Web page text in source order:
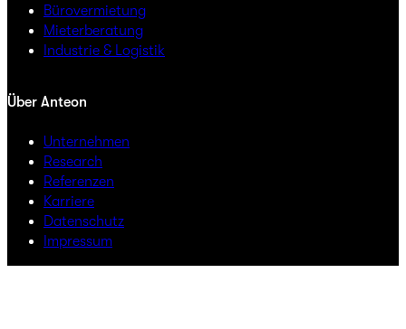
Bürovermietung
Mieterberatung
Industrie & Logistik
Über Anteon
Unternehmen
Research
Referenzen
Karriere
Datenschutz
Impressum